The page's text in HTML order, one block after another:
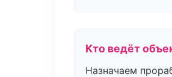
Кто ведёт
Назначаем